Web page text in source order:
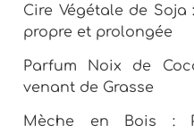
Cire Végétale de
propre et prolongée
Parfum Noix de
venant de Grasse
Mèche en Bois :